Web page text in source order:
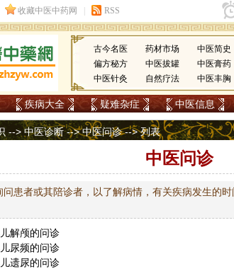
古今名医 药材市场 中医简史
偏方秘方
中医拔罐 中医膏药
中医针灸
自然疗法 中医丰胸
疾病大全 疑难杂症 中医信息
-->中医诊断-->中医问诊-->列表
中医问诊
问患者或其陪诊者，以了解病情，有关疾病发生的
解颅的问诊
尿频的问诊
遗尿的问诊